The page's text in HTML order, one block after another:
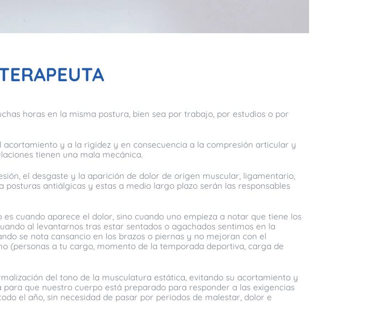
horas en la misma postura, bien sea por trabajo, por estudios o por
y a la rigidez y en consecuencia a la compresión articular y
tienen una mala mecánica.
el desgaste y la aparición de dolor de origen muscular, ligamentario,
antiálgicas y estas a medio largo plazo serán las responsables
cuando aparece el dolor, sino cuando uno empieza a notar que tiene los
al levantarnos tras estar sentados o agachados sentimos en la
se nota cansancio en los brazos o piernas y no mejoran con el
(personas a tu cargo, momento de la temporada deportiva, carga de
del tono de la musculatura estática, evitando su acortamiento y
que nuestro cuerpo está preparado para responder a las exigencias
el año, sin necesidad de pasar por periodos de malestar, dolor e